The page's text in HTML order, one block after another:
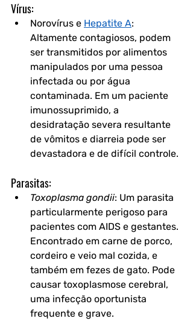
Vírus:
Norovírus e Hepatite A:
Altamente contagiosos, podem
ser transmitidos por alimentos
manipulados por uma pessoa
infectada ou por água
contaminada. Em um paciente
imunossuprimido, a
desidratação severa resultante
de vômitos e diarreia pode ser
devastadora e de difícil controle.
Parasitas:
Toxoplasma gondii: Um parasita
particularmente perigoso para
pacientes com AIDS e gestantes.
Encontrado em carne de porco,
cordeiro e veio mal cozida, e
também em fezes de gato. Pode
causar toxoplasmose cerebral,
uma infecção oportunista
frequente e grave.